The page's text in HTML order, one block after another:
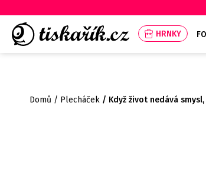
HRNKY
Domů Plecháček Když život nedává